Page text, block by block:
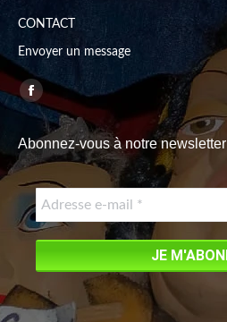
CONTACT
Envoyer un message
Trouvez nous sur :
Facebook
page
opens
in
new
window
Abonnez-vous à notre newsletter